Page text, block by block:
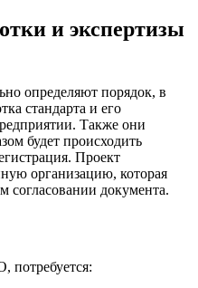
и экспертизы
определяют порядок, в
стандарта и его
Также они
будет происходить
Проект
организацию, которая
согласовании документа.
потребуется: